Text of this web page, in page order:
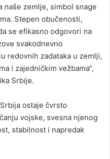
naše zemlje, simbol snage
Stepen obučenosti,
se efikasno odgovori na
svakodnevno
redovnih zadataka u zemlji,
i zajedničkim vežbama“,
Srbije.
ostaje čvrsto
vojske, svesna njenog
stabilnost i napredak